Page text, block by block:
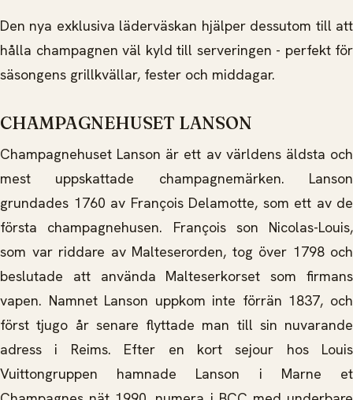
Den nya exklusiva läderväskan hjälper dessutom till att
hålla champagnen väl kyld till serveringen - perfekt för
säsongens grillkvällar, fester och middagar.
CHAMPAGNEHUSET LANSON
Champagnehuset Lanson är ett av världens äldsta och
mest uppskattade champagnemärken. Lanson
grundades 1760 av François Delamotte, som ett av de
första champagnehusen. François son Nicolas-Louis,
som var riddare av Malteserorden, tog över 1798 och
beslutade att använda Malteserkorset som firmans
vapen. Namnet Lanson uppkom inte förrän 1837, och
först tjugo år senare flyttade man till sin nuvarande
adress i Reims. Efter en kort sejour hos Louis
Vuittongruppen hamnade Lanson i Marne et